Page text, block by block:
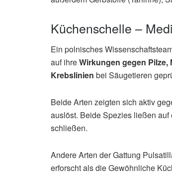
Küchenschelle –
Ein polnisches
auf ihreWirkungen gegen Pilze,
Krebslinien bei Säugetieren
Beide Arten zeigten sich aktiv
auslöst. Beide Spezies ließen
schließen.
Andere Arten der Gattung
erforscht als die Gewöhnliche